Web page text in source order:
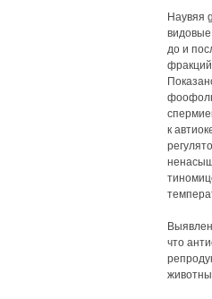
Наувяя
видовые
до и
к
что